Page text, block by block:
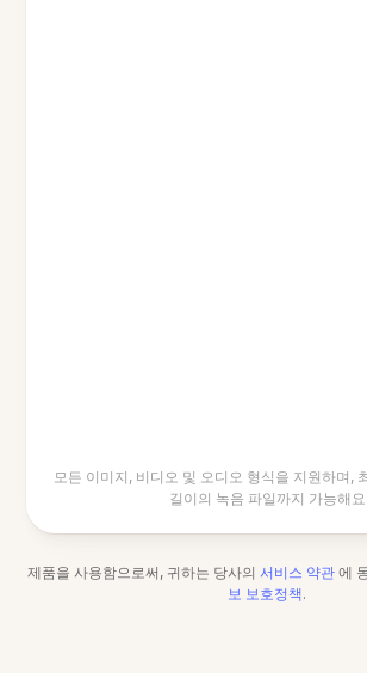
모든 이미지, 비디오 및 오디오 형식을 지원하며,
길이의 녹음 파일까지 가능해요
제품을 사용함으로써, 귀하는 당사의 서비스 약관 에
보 보호정책.